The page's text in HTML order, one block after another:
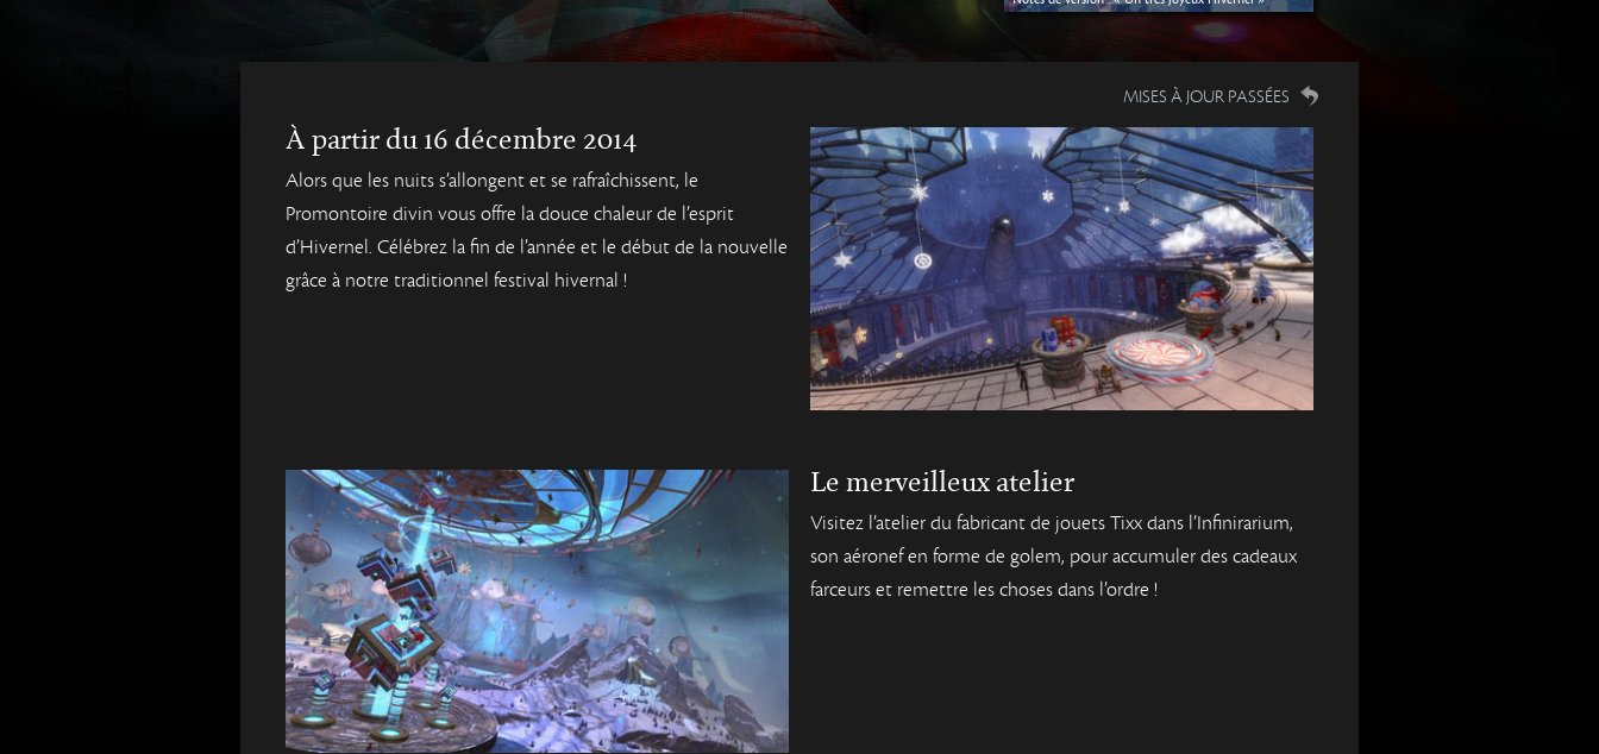
MISES À JOUR PASSÉES
À partir du 16 décembre 2014
Alors que les nuits s’allongent et se rafraîchissent, le
Promontoire divin vous offre la douce chaleur de l’esprit
d’Hivernel. Célébrez la fin de l’année et le début de la nouvelle
grâce à notre traditionnel festival hivernal !
Le merveilleux atelier
Visitez l’atelier du fabricant de jouets Tixx dans l’Infinirarium,
son aéronef en forme de golem, pour accumuler des cadeaux
farceurs et remettre les choses dans l’ordre !